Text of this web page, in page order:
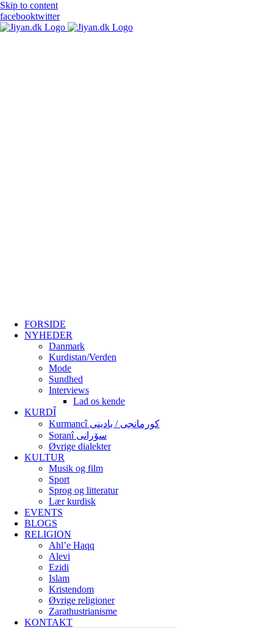
Skip to content
facebooktwitter
FORSIDE
NYHEDER
Danmark
Kurdistan/Verden
Mode
Sundhed
Interviews
Lad os kende
KURDÎ
Kurmancî کورمانجی / بادینی
Soranî سۆرانی
Øvrige dialekter
KULTUR
Musik og film
Sport
Sprog og litteratur
Lær kurdisk
EVENTS
BLOGS
RELIGION
Ahl’e Haqq
Alevi
Ezidi
Islam
Kristendom
Øvrige religioner
Zarathustrianisme
KONTAKT